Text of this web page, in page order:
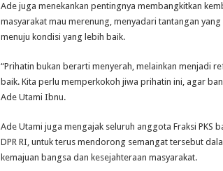
Ade juga menekankan pentingnya membangkitkan
masyarakat mau merenung, menyadari tantangan
menuju kondisi yang lebih baik.
“Prihatin bukan berarti menyerah, melainkan menjadi
baik. Kita perlu memperkokoh jiwa prihatin ini, agar
Ade Utami Ibnu.
Ade Utami juga mengajak seluruh anggota Fraksi PKS
DPR RI, untuk terus mendorong semangat tersebut
kemajuan bangsa dan kesejahteraan masyarakat.